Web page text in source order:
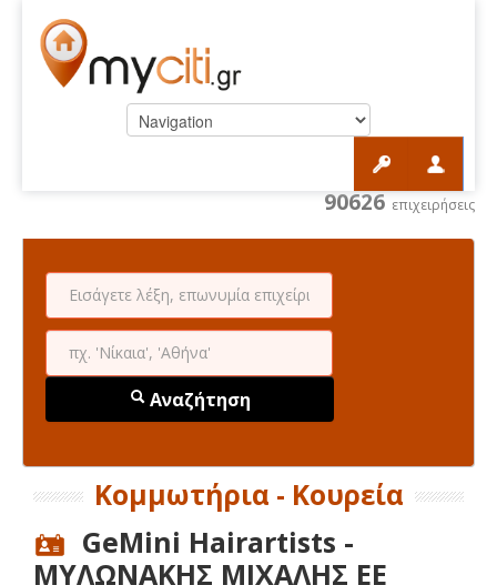
90626 επιχειρήσεις
Αναζήτηση
Κομμωτήρια - Κουρεία
GeMini Hairartists -
ΜΥΛΩΝΑΚΗΣ ΜΙΧΑΛΗΣ ΕΕ